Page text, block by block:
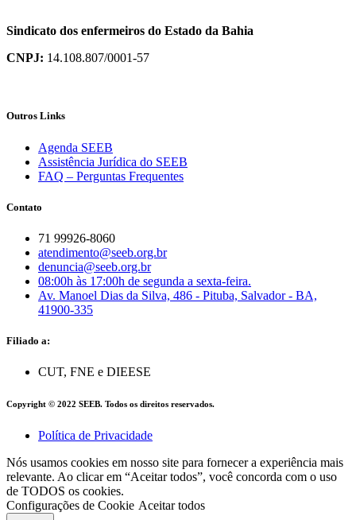
Sindicato dos enfermeiros do Estado da Bahia
CNPJ: 14.108.807/0001-57
Outros Links
Agenda SEEB
Assistência Jurídica do SEEB
FAQ – Perguntas Frequentes
Contato
71 99926-8060
atendimento@seeb.org.br
denuncia@seeb.org.br
08:00h às 17:00h de segunda a sexta-feira.
Av. Manoel Dias da Silva, 486 - Pituba, Salvador - BA,
41900-335
Filiado a:
CUT, FNE e DIEESE
Copyright © 2022 SEEB. Todos os direitos reservados.
Política de Privacidade
Nós usamos cookies em nosso site para fornecer a experiência mais
relevante. Ao clicar em “Aceitar todos”, você concorda com o uso
de TODOS os cookies.
Configurações de Cookie Aceitar todos